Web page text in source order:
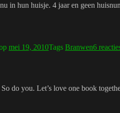
in hun huisje. 4 jaar en geen
mei 19, 2010Tags Branwen6
do you. Let’s love one book